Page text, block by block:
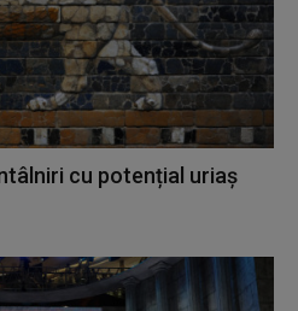
cu potențial uriaș